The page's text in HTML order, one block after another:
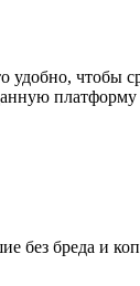
чтобы
платформу
без бреда и